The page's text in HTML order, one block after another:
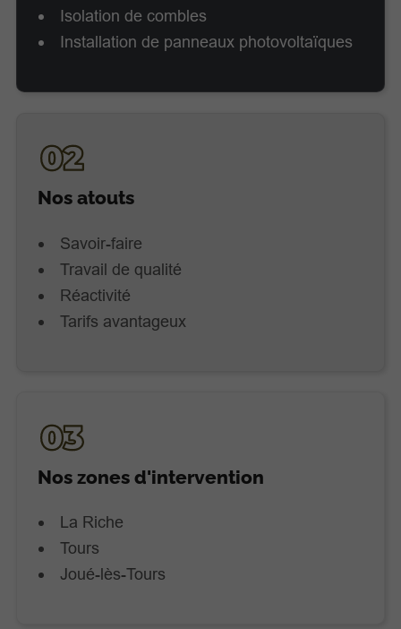
Isolation de combles
Installation de panneaux photovoltaïques
Nos atouts
Savoir-faire
Travail de qualité
Réactivité
Tarifs avantageux
Nos zones d'intervention
La Riche
Tours
Joué-lès-Tours